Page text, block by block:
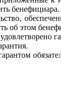
бенефициара.
об этом